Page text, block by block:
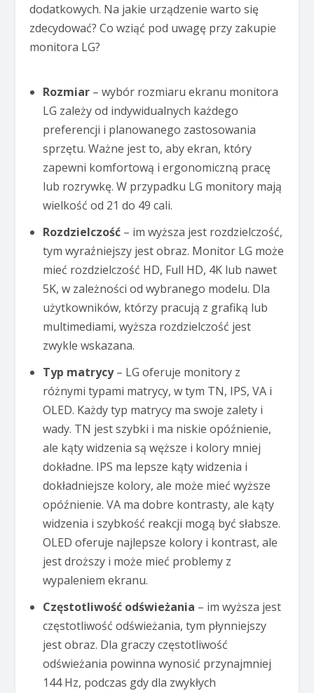
dodatkowych. Na jakie urządzenie warto się
zdecydować? Co wziąć pod uwagę przy zakupie
monitora LG?
Rozmiar– wybór rozmiaru ekranu monitora
LG zależy od indywidualnych każdego
preferencji i planowanego zastosowania
sprzętu. Ważne jest to, aby ekran, który
zapewni komfortową i ergonomiczną pracę
lub rozrywkę. W przypadku LG monitory mają
wielkość od 21 do 49 cali.
Rozdzielczość– im wyższa jest rozdzielczość,
tym wyraźniejszy jest obraz. Monitor LG może
mieć rozdzielczość HD, Full HD, 4K lub nawet
5K, w zależności od wybranego modelu. Dla
użytkowników, którzy pracują z grafiką lub
multimediami, wyższa rozdzielczość jest
zwykle wskazana.
Typ matrycy– LG oferuje monitory z
różnymi typami matrycy, w tym TN, IPS, VA i
OLED. Każdy typ matrycy ma swoje zalety i
wady. TN jest szybki i ma niskie opóźnienie,
ale kąty widzenia są węższe i kolory mniej
dokładne. IPS ma lepsze kąty widzenia i
dokładniejsze kolory, ale może mieć wyższe
opóźnienie. VA ma dobre kontrasty, ale kąty
widzenia i szybkość reakcji mogą być słabsze.
OLED oferuje najlepsze kolory i kontrast, ale
jest droższy i może mieć problemy z
wypaleniem ekranu.
Częstotliwość odświeżania – im wyższa jest
częstotliwość odświeżania, tym płynniejszy
jest obraz. Dla graczy częstotliwość
odświeżania powinna wynosić przynajmniej
144 Hz, podczas gdy dla zwykłych